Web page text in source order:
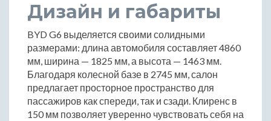
Дизайн и габариты
BYD G6 выделяется своими солидными
размерами: длина автомобиля составляет 4860
мм, ширина — 1825 мм, а высота — 1463 мм.
Благодаря колесной базе в 2745 мм, салон
предлагает просторное пространство для
пассажиров как спереди, так и сзади. Клиренс в
150 мм позволяет уверенно чувствовать себя на